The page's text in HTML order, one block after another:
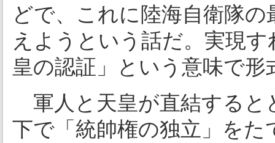
どで、これに陸海自衛隊
えようという話だ。実現
皇の認証」という意味で形
軍人と天皇が直結すると
下で「統帥権の独立」を